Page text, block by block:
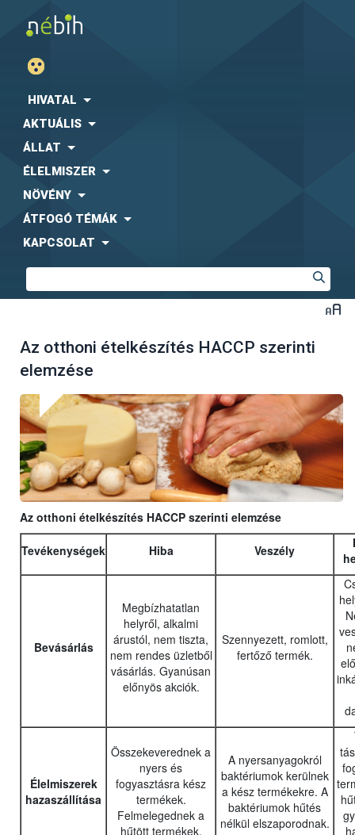
HIVATAL
AKTUÁLIS
ÁLLAT
ÉLELMISZER
NÖVÉNY
ÁTFOGÓ TÉMÁK
KAPCSOLAT
Az otthoni ételkészítés HACCP szerinti
elemzése
Az otthoni ételkészítés HACCP szerinti elemzése
Tevékenységek Hiba Veszély
Bevásárlás
Megbízhatatlan
helyről, alkalmi
árustól, nem tiszta,
nem rendes üzletből
vásárlás. Gyanúsan
előnyös akciók.
Szennyezett, romlott,
fertőző termék.
Élelmiszerek
hazaszállítása
Összekeverednek a
nyers és
fogyasztásra kész
termékek.
Felmelegednek a
hűtött termékek.
A nyersanyagokról
baktériumok kerülnek
a kész termékekre. A
baktériumok hűtés
nélkül elszaporodnak.